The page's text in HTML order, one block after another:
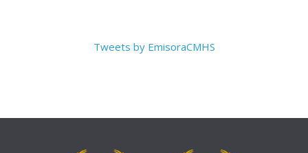
Tweets by EmisoraCMHS